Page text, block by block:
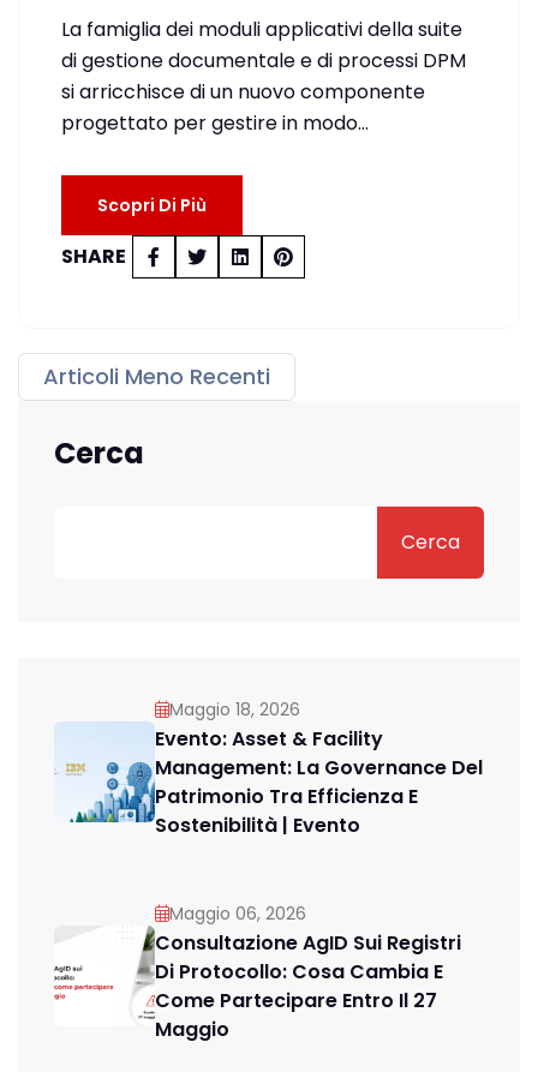
La famiglia dei moduli applicativi della suite
di gestione documentale e di processi DPM
si arricchisce di un nuovo componente
progettato per gestire in modo…
Scopri Di Più
SHARE
Articoli Meno Recenti
Cerca
Cerca
Maggio 18, 2026
Evento: Asset & Facility
Management: La Governance Del
Patrimonio Tra Efficienza E
Sostenibilità | Evento
Maggio 06, 2026
Consultazione AgID Sui Registri
Di Protocollo: Cosa Cambia E
Come Partecipare Entro Il 27
Maggio